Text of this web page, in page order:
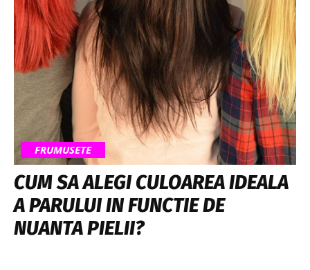
FRUMUSETE
CUM SA ALEGI CULOAREA IDEALA
A PARULUI IN FUNCTIE DE
NUANTA PIELII?